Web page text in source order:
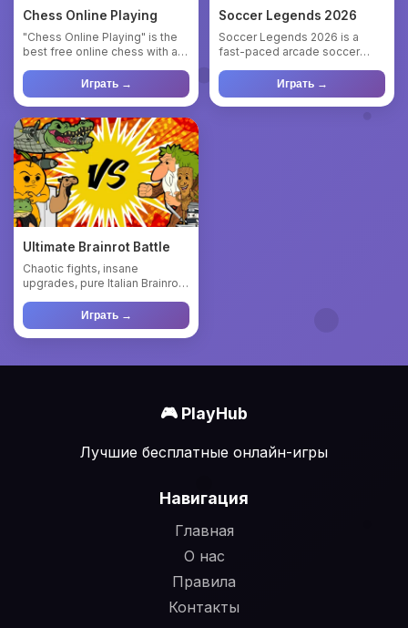
Chess Online Playing
"Chess Online Playing" is the
best free online chess with a
Играть →
Soccer Legends 2026
Soccer Legends 2026 is a
fast-paced arcade soccer
o...
Играть →
Ultimate Brainrot Battle
Chaotic fights, insane
upgrades, pure Italian Brainrot.
Играть →
🎮 PlayHub
Лучшие бесплатные онлайн-игры
Навигация
Главная
О нас
Правила
Контакты